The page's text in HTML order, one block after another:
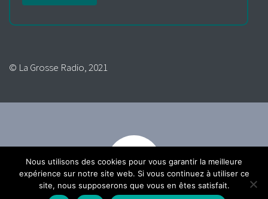
© La Grosse Radio, 2021
Nous utilisons des cookies pour vous garantir la meilleure
expérience sur notre site web. Si vous continuez à utiliser ce
site, nous supposerons que vous en êtes satisfait.